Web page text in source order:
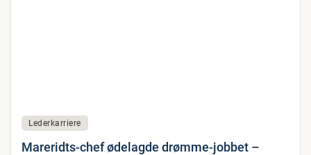
Lederkarriere
Mareridts-chef ødelagde drømme-jobbet –